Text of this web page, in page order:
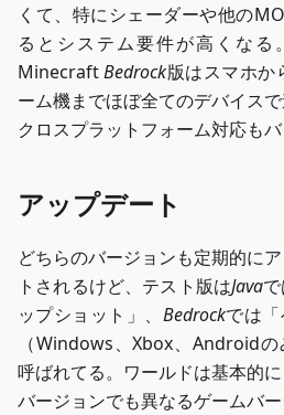
くて、特にシェーダーや他の
るとシステム要件が高くなる
MinecraftBedrock版はスマホか
ーム機までほぼ全てのデバイスで
クロスプラットフォーム対応もバ
アップデート
どちらのバージョンも定期的に
トされるけど、テスト版はJava
ップショット」、 Bedrockでは「
（Windows、Xbox、Androidの
呼ばれてる。ワールドは基本的
バージョンでも異なるゲームバ